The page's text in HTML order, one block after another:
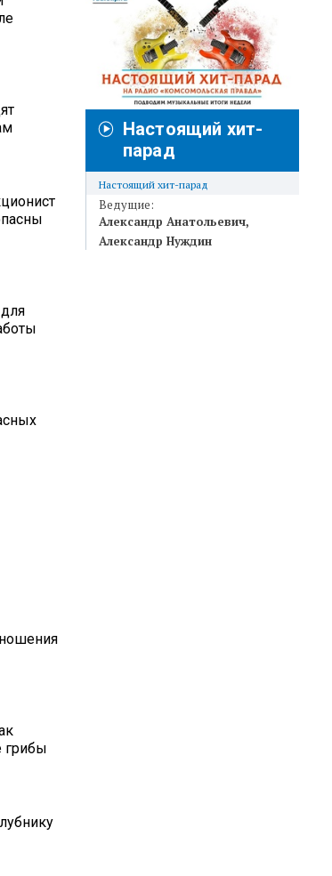
грибы
Настоящий хит-
парад
Настоящий хит-парад
Ведущие:
Александр Анатольевич
Александр Нуждин